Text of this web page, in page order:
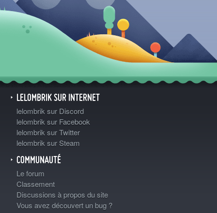
LELOMBRIK SUR INTERNET
lelombrik sur Discord
lelombrik sur Facebook
lelombrik sur Twitter
lelombrik sur Steam
COMMUNAUTÉ
Le forum
Classement
Discussions à propos du site
Vous avez découvert un bug ?